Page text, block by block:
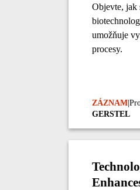
Objevte, jak
umožňuje
procesy.
ZÁZNAM
GERSTEL